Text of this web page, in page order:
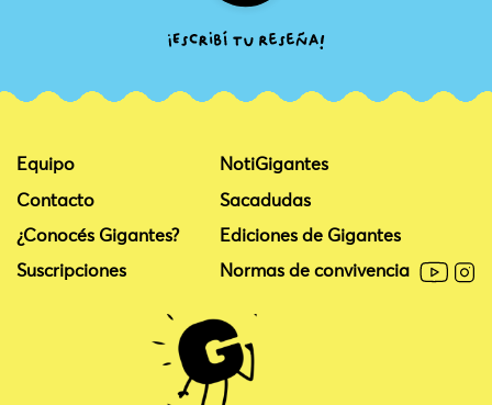
Equipo
Contacto
¿Conocés Gigantes?
Suscripciones
NotiGigantes
Sacadudas
Ediciones de Gigantes
Normas de convivencia